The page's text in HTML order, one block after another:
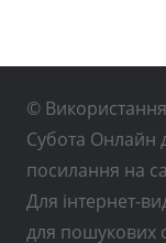
© Використання
Субота Онлайн
посилання на
Для інтернет-
для пошукових